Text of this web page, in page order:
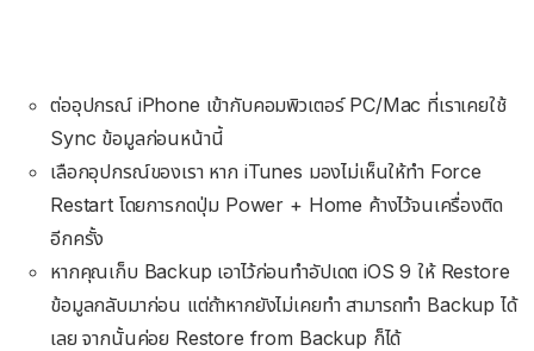
ต่ออุปกรณ์ iPhone เข้ากับคอมพิวเตอร์ PC/Mac ที่เราเคยใช้
Sync ข้อมูลก่อนหน้านี้
เลือกอุปกรณ์ของเรา หาก iTunes มองไม่เห็นให้ทำ Force
Restart โดยการกดปุ่ม Power + Home ค้างไว้จนเครื่องติด
อีกครั้ง
หากคุณเก็บ Backup เอาไว้ก่อนทำอัปเดต iOS 9 ให้ Restore
ข้อมูลกลับมาก่อน แต่ถ้าหากยังไม่เคยทำ สามารถทำ Backup ได้
เลย จากนั้นค่อย Restore from Backup ก็ได้